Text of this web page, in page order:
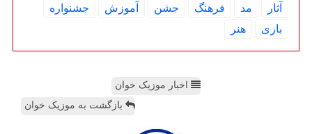
آثار مد فرهنگ جشن آموزش
جشنواره
بازی
هنر
اخبار موزیک خوان
بازگشت به موزیک خوان